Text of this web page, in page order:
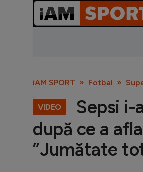
iAM SPORT Fotbal
VIDEO
Sepsi i-
după ce a
”Jumătate